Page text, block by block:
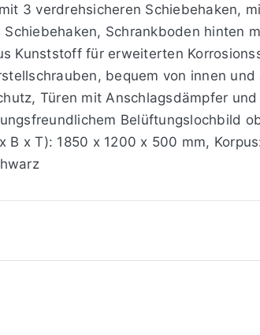
3 verdrehsicheren Schiebehaken,
Schrankboden hinten
Kunststoff für erweiterten
bequem von innen und
Türen mit Anschlagsdämpfer und
Belüftungslochbild
x T): 1850 x 1200 x 500 mm,